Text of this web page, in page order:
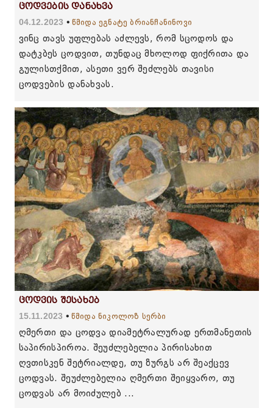
ცოდვების დანახვა
04.12.2023 წმიდა ეგნატე ბრიანჩანინოვი
ვინც თავს უფლებას აძლევს, რომ სცოდოს და
დატკბეს ცოდვით, თუნდაც მხოლოდ ფიქრითა და
გულისთქმით, ასეთი ვერ შეძლებს თავისი
ცოდვების დანახვას.
ცოდვის შესახებ
15.11.2023 წმიდა ნიკოლოზ სერბი
ღმერთი და ცოდვა დიამეტრალურად ერთმანეთის
საპირისპიროა. შეუძლებელია პირისახით
ღვთისკენ შეტრიალდე, თუ ზურგს არ შეაქცევ
ცოდვას. შეუძლებელია ღმერთი შეიყვარო, თუ
ცოდვას არ მოიძულებ ...